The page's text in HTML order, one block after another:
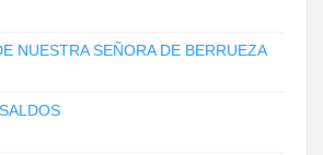
NUESTRA SEÑORA DE BERRUEZA